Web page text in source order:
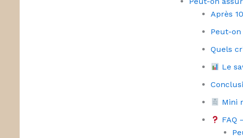
Après
Peut-
Quels
Le
Mini
FAQ